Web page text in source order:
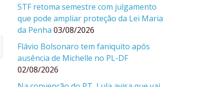
STF retoma semestre com julgamento
que pode ampliar proteção da Lei Maria
da Penha 03/08/2026
Flávio Bolsonaro tem faniquito após
ausência de Michelle no PL-DF
02/08/2026